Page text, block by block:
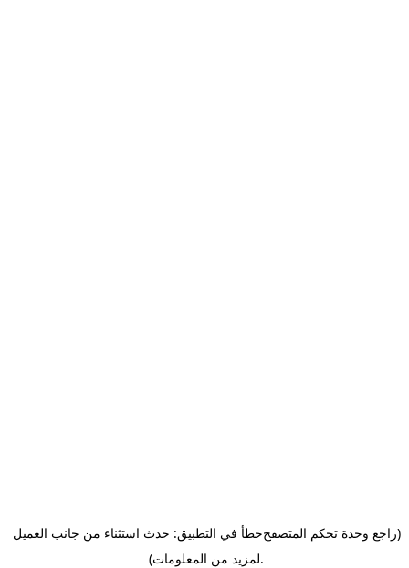
خطأ في التطبيق: حدث استثناء من جانب العميل(راجع وحدة تحكم المتصفح
لمزيد من المعلومات).